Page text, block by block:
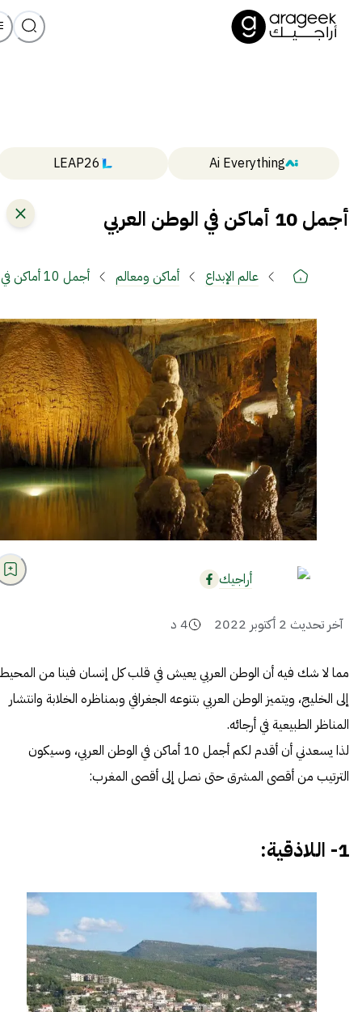
Ai Everything
LEAP26
أجمل 10 أماكن في الوطن العربي
عالم الإبداع أماكن ومعالم أجمل 10 أماكن في الوطن العربي
أراجيك
آخر تحديث 2 أكتوبر 2022 4 د
مما لا شك فيه أن الوطن العربي يعيش في قلب كل إنسان فينا من المحيط
إلى الخليج، ويتميز الوطن العربي بتنوعه الجغرافي وبمناظره الخلابة وانتشار
المناظر الطبيعية في أرجائه.
لذا يسعدني أن أقدم لكم أجمل 10 أماكن في الوطن العربي، وسيكون
الترتيب من أقصى المشرق حتى نصل إلى أقصى المغرب:
1- اللاذقية: